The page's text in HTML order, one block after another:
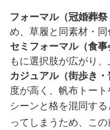
フォーマル（冠婚葬祭
め、草履と同素材・
セミフォーマル（食事
もに選択肢が広がり
カジュアル（街歩き・
度が高く、帆布トー
シーンと格を混同す
ってしまうため、こ